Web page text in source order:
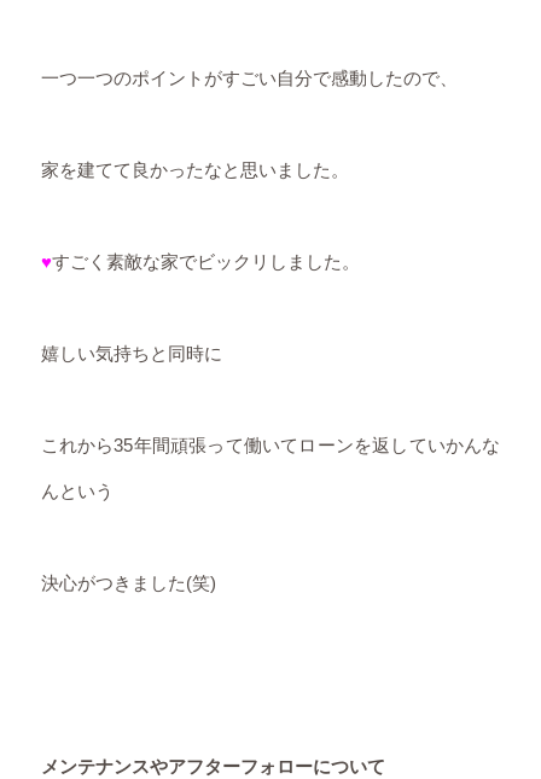
一つ一つのポイントがすごい自分で感動したので、
家を建てて良かったなと思いました。
♥すごく素敵な家でビックリしました。
嬉しい気持ちと同時に
これから35年間頑張って働いてローンを返していかんな
んという
決心がつきました(笑)
メンテナンスやアフターフォローについて